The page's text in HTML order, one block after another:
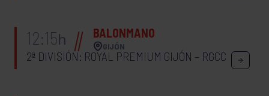
12:15h BALONMANO
GIJÓN
2ª DIVISIÓN: ROYAL PREMIUM GIJÓN – RGCC